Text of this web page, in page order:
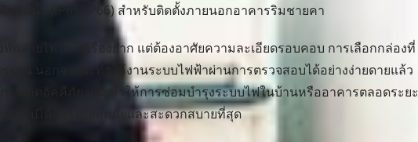
กกันน้ำ (IP65/IP66) สำหรับติดตั้งภายนอกอาคารริมชายคา
สายไฟไม่ใช่เรื่องยาก แต่ต้องอาศัยความละเอียดรอบคอบ การเลือกกล่องที่
ฐาน นอกจากจะทำให้งานระบบไฟฟ้าผ่านการตรวจสอบได้อย่างง่ายดายแล้ว
การเกิดอัคคีภัย และทำให้การซ่อมบำรุงระบบไฟในบ้านหรืออาคารตลอดระยะ
เป็นไปได้อย่างปลอดภัยและสะดวกสบายที่สุด